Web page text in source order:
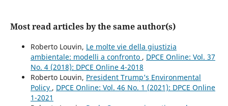
Most read articles by the same author(s)
Roberto Louvin, Le molte vie della giustizia
ambientale: modelli a confronto , DPCE Online: Vol. 37
No. 4 (2018): DPCE Online 4-2018
Roberto Louvin, President Trump’s Environmental
Policy , DPCE Online: Vol. 46 No. 1 (2021): DPCE Online
1-2021